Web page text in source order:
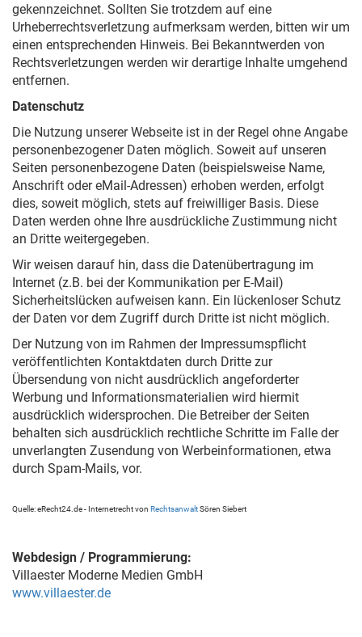
gekennzeichnet. Sollten Sie trotzdem auf eine
Urheberrechtsverletzung aufmerksam werden, bitten wir um
einen entsprechenden Hinweis. Bei Bekanntwerden von
Rechtsverletzungen werden wir derartige Inhalte umgehend
entfernen.
Datenschutz
Die Nutzung unserer Webseite ist in der Regel ohne Angabe
personenbezogener Daten möglich. Soweit auf unseren
Seiten personenbezogene Daten (beispielsweise Name,
Anschrift oder eMail-Adressen) erhoben werden, erfolgt
dies, soweit möglich, stets auf freiwilliger Basis. Diese
Daten werden ohne Ihre ausdrückliche Zustimmung nicht
an Dritte weitergegeben.
Wir weisen darauf hin, dass die Datenübertragung im
Internet (z.B. bei der Kommunikation per E-Mail)
Sicherheitslücken aufweisen kann. Ein lückenloser Schutz
der Daten vor dem Zugriff durch Dritte ist nicht möglich.
Der Nutzung von im Rahmen der Impressumspflicht
veröffentlichten Kontaktdaten durch Dritte zur
Übersendung von nicht ausdrücklich angeforderter
Werbung und Informationsmaterialien wird hiermit
ausdrücklich widersprochen. Die Betreiber der Seiten
behalten sich ausdrücklich rechtliche Schritte im Falle der
unverlangten Zusendung von Werbeinformationen, etwa
durch Spam-Mails, vor.
Quelle: eRecht24.de - Internetrecht von RechtsanwaltSören Siebert
Webdesign / Programmierung:
Villaester Moderne Medien GmbH
www.villaester.de